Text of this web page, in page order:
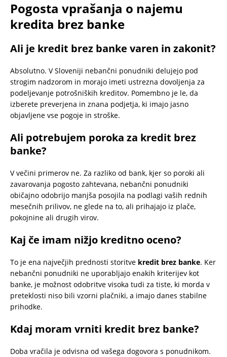
Pogosta vprašanja o najemu
kredita brez banke
Ali je kredit brez banke varen in zakonit?
Absolutno. V Sloveniji nebančni ponudniki delujejo pod
strogim nadzorom in morajo imeti ustrezna dovoljenja za
podeljevanje potrošniških kreditov. Pomembno je le, da
izberete preverjena in znana podjetja, ki imajo jasno
objavljene vse pogoje in stroške.
Ali potrebujem poroka za kredit brez
banke?
V večini primerov ne. Za razliko od bank, kjer so poroki ali
zavarovanja pogosto zahtevana, nebančni ponudniki
običajno odobrijo manjša posojila na podlagi vaših rednih
mesečnih prilivov, ne glede na to, ali prihajajo iz plače,
pokojnine ali drugih virov.
Kaj če imam nižjo kreditno oceno?
To je ena največjih prednosti storitve kredit brez banke. Ker
nebančni ponudniki ne uporabljajo enakih kriterijev kot
banke, je možnost odobritve visoka tudi za tiste, ki morda v
preteklosti niso bili vzorni plačniki, a imajo danes stabilne
prihodke.
Kdaj moram vrniti kredit brez banke?
Doba vračila je odvisna od vašega dogovora s ponudnikom.